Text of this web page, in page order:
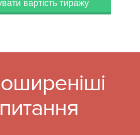
вартість тиражу